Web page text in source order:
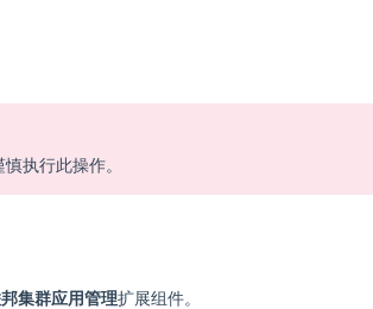
执行此操作。
集群应用管理扩展组件。